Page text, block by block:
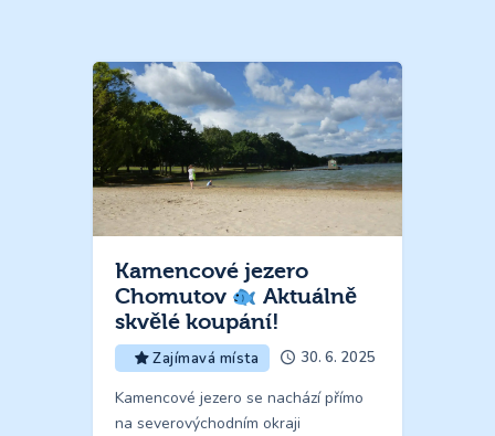
Kamencové jezero
Chomutov
Aktuálně
skvělé koupání!
Zajímavá místa 30. 6. 2025
Kamencové jezero se nachází přímo
na severovýchodním okraji